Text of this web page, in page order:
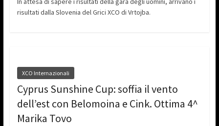
risultati dalla Slovenia del Grici XCO di Vrtojba.
XCO Internazionali
Cyprus Sunshine Cup: soffia il vento
dell’est con Belomoina e Cink. Ottima 4^
Marika Tovo